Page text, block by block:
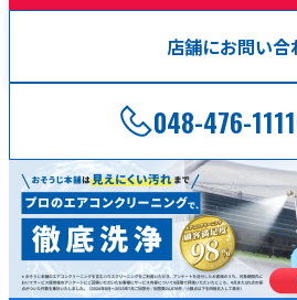
店舗にお問い合
048-476-1111